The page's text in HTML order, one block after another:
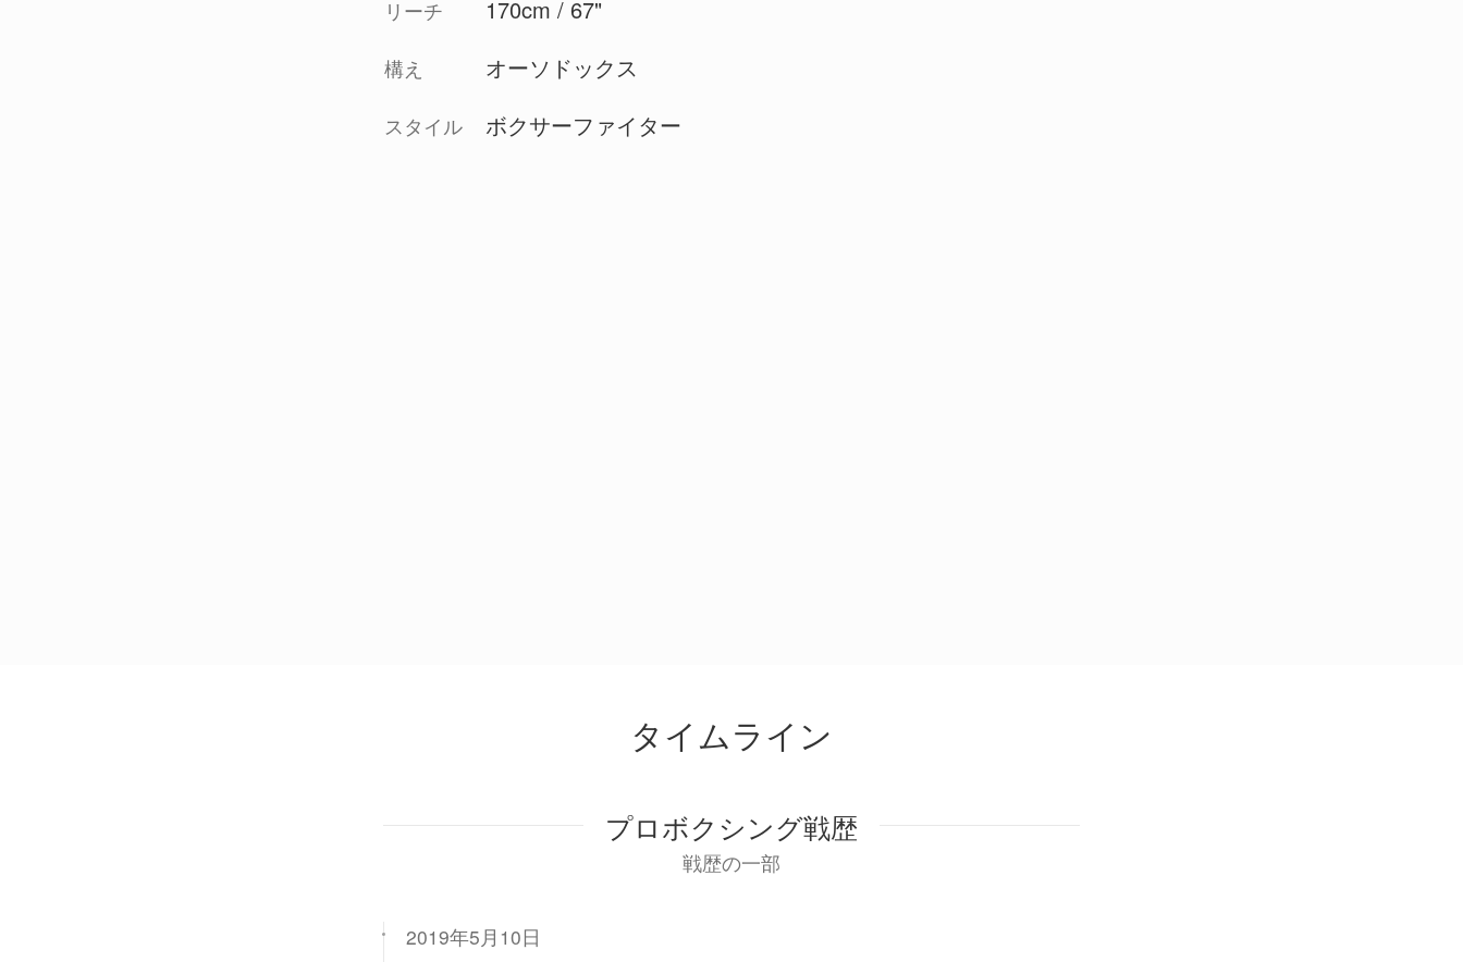
リーチ 170cm / 67"
構え オーソドックス
スタイル ボクサーファイター
タイムライン
プロボクシング戦歴
戦歴の一部
2019年5月10日